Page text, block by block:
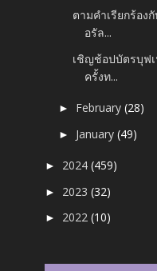
ตามคำเรียกร้อง
อรัล...
เชิญช้อปบัตรบุฟ
ครั้งท...
► February(28)
► January(49)
► 2024(459)
► 2023(32)
► 2022(10)